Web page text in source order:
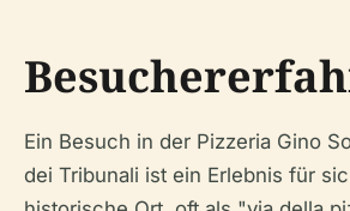
Ein Besuch in der Pizzeria Gino
dei Tribunali ist ein Erlebnis für